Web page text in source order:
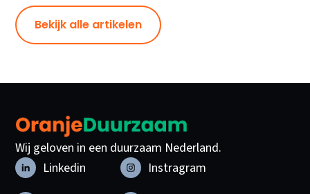
Bekijk alle artikelen
Wij geloven in een duurzaam Nederland.
Linkedin
Instragram